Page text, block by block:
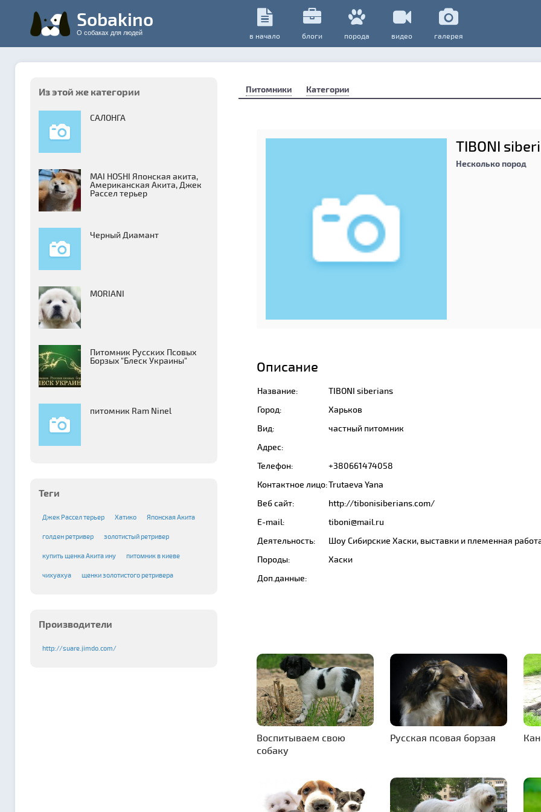
Sobakino
О собаках для людей в начало блоги порода видео галерея
Из этой же категории
САЛОНГА
MAI HOSHI Японская акита,
Американская Акита, Джек
Рассел терьер
Черный Диамант
MORIANI
Питомник Русских Псовых
Борзыx "Блеск Украины"
питомник Ram Ninel
Теги
Джек Рассел терьер Хатико Японская Акита
голден ретривер золотистый ретривер
купить щенка Акита ину питомник в киеве
чихуахуа щенки золотистого ретривера
Производители
http://suare.jimdo.com/
Питомники Категории
TIBONI
Несколько пород
Описание
Название:
TIBONI siberians
Город:
Харьков
Вид:
частный питомник
Адрес:
Телефон:
+380661474058
Контактное лицо:Trutaeva Yana
Веб сайт:
http://tibonisiberians.com/
E-mail:
tiboni@mail.ru
Деятельность:
Шоу Сибирские Хаски, выставки и племенная
Породы:
Хаски
Доп.данные:
Воспитываем свою
собаку
Русская псовая борзая